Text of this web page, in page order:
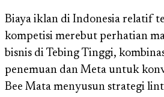
Biaya iklan di Indonesia relatif
kompetisi merebut perhatian
bisnis di Tebing Tinggi,
penemuan dan Meta untuk
Bee Mata menyusun strategi